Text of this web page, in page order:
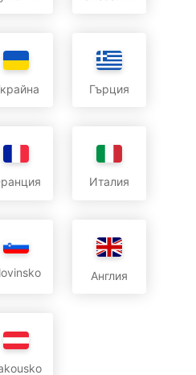
Гърция
Италия
Англия